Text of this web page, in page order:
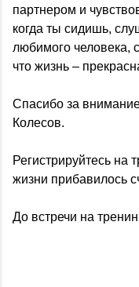
партнером и
когда ты сидишь,
любимого человека,
что жизнь –
Спасибо за
Колесов.
Регистрируйтесь на
жизни прибавилось
До встречи на